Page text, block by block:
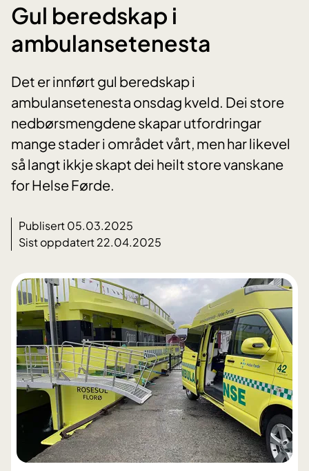
Gul beredskap i
ambulansetenesta
Det er innført gul beredskap i
ambulansetenesta onsdag kveld. Dei store
nedbørsmengdene skapar utfordringar
mange stader i området vårt, men har likevel
så langt ikkje skapt dei heilt store vanskane
for Helse Førde.
Publisert 05.03.2025
Sist oppdatert 22.04.2025